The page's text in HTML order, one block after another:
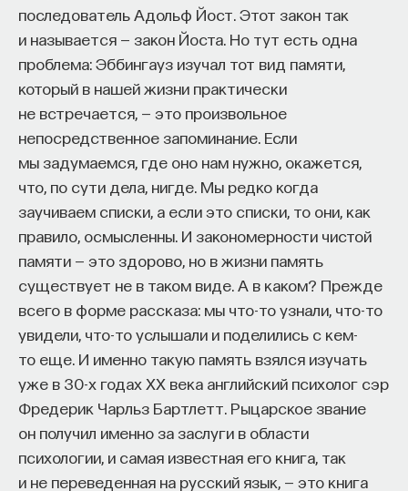
последователь Адольф Йост. Этот закон так
и называется — закон Йоста. Но тут есть одна
проблема: Эббингауз изучал тот вид памяти,
который в нашей жизни практически
не встречается, — это произвольное
непосредственное запоминание. Если
мы задумаемся, где оно нам нужно, окажется,
что, по сути дела, нигде. Мы редко когда
заучиваем списки, а если это списки, то они, как
правило, осмысленны. И закономерности чистой
памяти — это здорово, но в жизни память
существует не в таком виде. А в каком? Прежде
всего в форме рассказа: мы что-то узнали, что-то
увидели, что-то услышали и поделились с кем-
то еще. И именно такую память взялся изучать
уже в 30-х годах XX века английский психолог сэр
Фредерик Чарльз Бартлетт. Рыцарское звание
он получил именно за заслуги в области
психологии, и самая известная его книга, так
и не переведенная на русский язык, — это книга